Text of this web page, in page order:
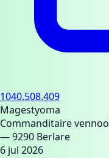
1040.508.409
Magestyoma
Commanditaire
— 9290 Berlare
6 jul 2026